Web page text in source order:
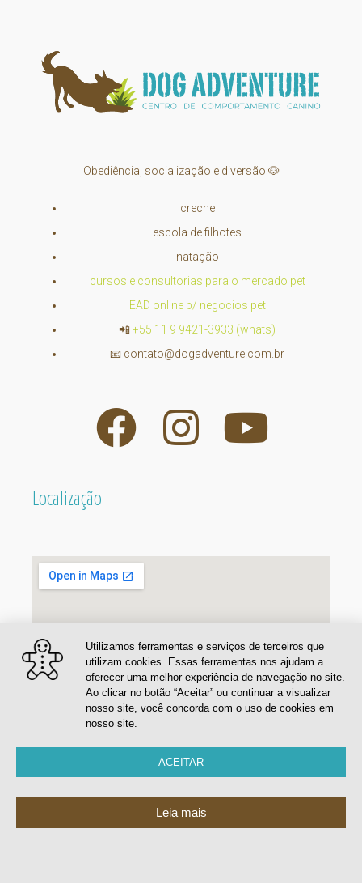
Obediência, socialização e diversão 🐶
creche
escola de filhotes
natação
cursos e consultorias para o mercado pet
EAD online p/ negocios pet
📲+55 11 9 9421-3933 (whats)
📧 contato@dogadventure.com.br
Localização
Utilizamos ferramentas e serviços de terceiros que
utilizam cookies. Essas ferramentas nos ajudam a
oferecer uma melhor experiência de navegação no site.
Ao clicar no botão “Aceitar” ou continuar a visualizar
nosso site, você concorda com o uso de cookies em
nosso site.
ACEITAR
Leia mais